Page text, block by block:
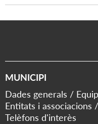
MUNICIPI
Dades generals
Entitats i associacions
Telèfons d'interès